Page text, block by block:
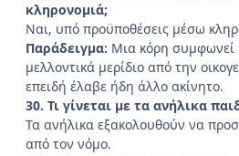
κληρονομιά;
Ναι, υπό προϋποθέσεις μέσω
Παράδειγμα: Μια κόρη συμφωνεί
μελλοντικά μερίδιο από την
επειδή έλαβε ήδη άλλο ακίνητο.
30. Τι γίνεται με τα ανήλικα
Τα ανήλικα εξακολουθούν να
από τον νόμο.